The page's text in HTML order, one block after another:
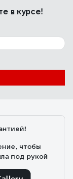
в курсе!
чтобы
под рукой